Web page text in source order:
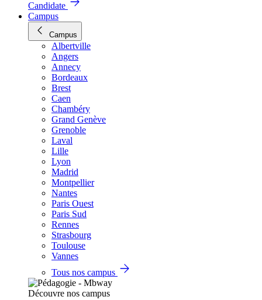
Candidate
Campus
Campus
Albertville
Angers
Annecy
Bordeaux
Brest
Caen
Chambéry
Grand Genève
Grenoble
Laval
Lille
Lyon
Madrid
Montpellier
Nantes
Paris Ouest
Paris Sud
Rennes
Strasbourg
Toulouse
Vannes
Tous nos campus
Découvre nos campus